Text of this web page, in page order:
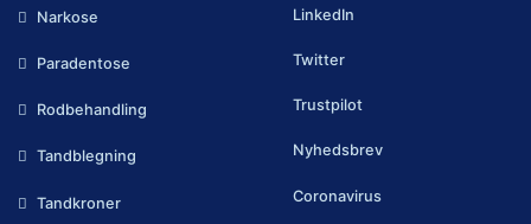
Narkose
Paradentose
Rodbehandling
Tandblegning
Tandkroner
LinkedIn
Twitter
Trustpilot
Nyhedsbrev
Coronavirus